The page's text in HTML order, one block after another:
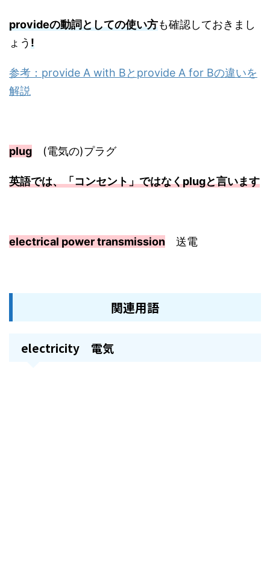
provideの動詞としての使い方も確認しておきまし
ょう!
参考：provide A with Bとprovide A for Bの違いを
解説
plug (電気の)プラグ
英語では、「コンセント」ではなくplugと言います
electrical power transmission 送電
関連用語
electricity 電気